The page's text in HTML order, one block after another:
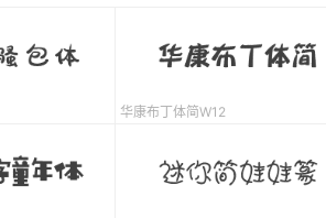
华康布丁体简W12